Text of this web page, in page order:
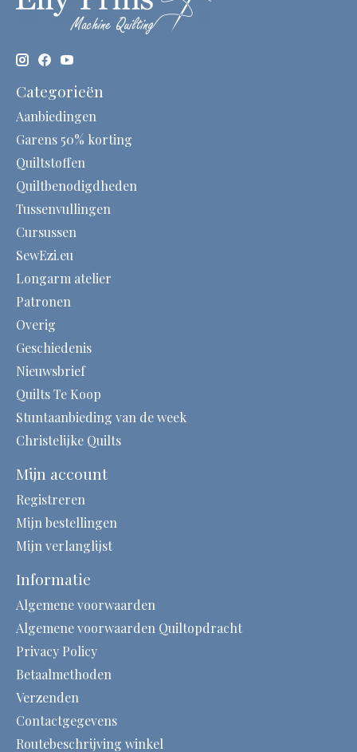
Categorieën
Aanbiedingen
Garens 50% korting
Quiltstoffen
Quiltbenodigdheden
Tussenvullingen
Cursussen
SewEzi.eu
Longarm atelier
Patronen
Overig
Geschiedenis
Nieuwsbrief
Quilts Te Koop
Stuntaanbieding van de week
Christelijke Quilts
Mijn account
Registreren
Mijn bestellingen
Mijn verlanglijst
Informatie
Algemene voorwaarden
Algemene voorwaarden Quiltopdracht
Privacy Policy
Betaalmethoden
Verzenden
Contactgegevens
Routebeschrijving winkel